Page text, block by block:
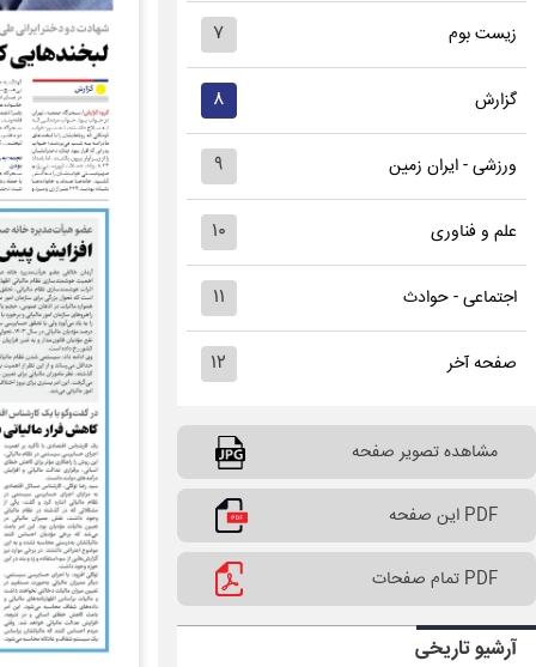
زیست بوم ۷
گزارش ۸
ورزشی - ایران زمین ۹
علم و فناوری ۱۰
اجتماعی - حوادث ۱۱
صفحه آخر ۱۲
مشاهده تصویر صفحه
PDF این صفحه
PDF تمام صفحات
آرشیو تاریخی